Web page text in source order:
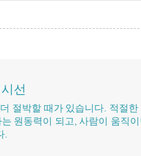
선
절박할 때가 있습니다. 적절한
원동력이 되고, 사람이 움직
.